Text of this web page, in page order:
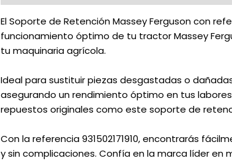
El Soporte de Retención Massey Ferguson con
funcionamiento óptimo de tu tractor Massey
tu maquinaria agrícola.
Ideal para sustituir piezas desgastadas o
asegurando un rendimiento óptimo en tus
repuestos originales como este soporte de
Con la referencia 931502171910, encontrarás
y sin complicaciones. Confía en la marca líder